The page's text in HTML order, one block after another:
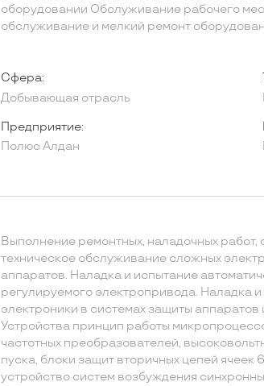
оборудовании Обслуживание рабочего
обслуживание и мелкий ремонт
Сфера:
Добывающая отрасль
Предприятие:
Полюс Алдан
Выполнение ремонтных, наладочных работ,
техническое обслуживание сложных
аппаратов. Наладка и испытание
регулируемого электропривода. Наладка
электроники в системах защиты аппаратов
Устройства принцип работы
частотных преобразователей,
пуска, блоки защит вторичных цепей ячеек
устройство систем возбуждения